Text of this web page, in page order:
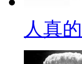
人真